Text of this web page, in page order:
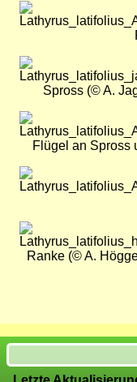
Bild
Bild
Spross (© A.
Bild
Flügel an Spross
Bild
Bild
Ranke (© A.
Suche